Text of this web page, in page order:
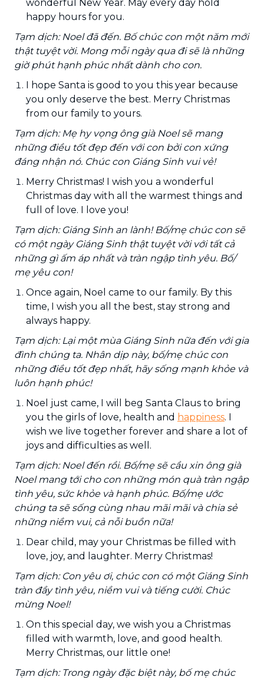
wonderful New Year. May every day hold
happy hours for you.
Tạm dịch: Noel đã đến. Bố chúc con một năm mới
thật tuyệt vời. Mong mỗi ngày qua đi sẽ là những
giờ phút hạnh phúc nhất dành cho con.
I hope Santa is good to you this year because
you only deserve the best. Merry Christmas
from our family to yours.
Tạm dịch: Mẹ hy vọng ông già Noel sẽ mang
những điều tốt đẹp đến với con bởi con xứng
đáng nhận nó. Chúc con Giáng Sinh vui vẻ!
Merry Christmas! I wish you a wonderful
Christmas day with all the warmest things and
full of love. I love you!
Tạm dịch: Giáng Sinh an lành! Bố/mẹ chúc con sẽ
có một ngày Giáng Sinh thật tuyệt vời với tất cả
những gì ấm áp nhất và tràn ngập tình yêu. Bố/
mẹ yêu con!
Once again, Noel came to our family. By this
time, I wish you all the best, stay strong and
always happy.
Tạm dịch: Lại một mùa Giáng Sinh nữa đến với gia
đình chúng ta. Nhân dịp này, bố/mẹ chúc con
những điều tốt đẹp nhất, hãy sống mạnh khỏe và
luôn hạnh phúc!
Noel just came, I will beg Santa Claus to bring
you the girls of love, health and happiness. I
wish we live together forever and share a lot of
joys and difficulties as well.
Tạm dịch: Noel đến rồi. Bố/mẹ sẽ cầu xin ông già
Noel mang tới cho con những món quà tràn ngập
tình yêu, sức khỏe và hạnh phúc. Bố/mẹ ước
chúng ta sẽ sống cùng nhau mãi mãi và chia sẻ
những niềm vui, cả nỗi buồn nữa!
Dear child, may your Christmas be filled with
love, joy, and laughter. Merry Christmas!
Tạm dịch: Con yêu ơi, chúc con có một Giáng Sinh
tràn đầy tình yêu, niềm vui và tiếng cười. Chúc
mừng Noel!
On this special day, we wish you a Christmas
filled with warmth, love, and good health.
Merry Christmas, our little one!
Tạm dịch: Trong ngày đặc biệt này, bố mẹ chúc